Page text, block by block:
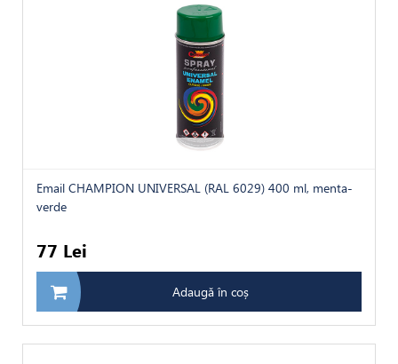
Email CHAMPION UNIVERSAL (RAL 6029) 400 ml, menta-
verde
77 Lei
Adaugă în coș